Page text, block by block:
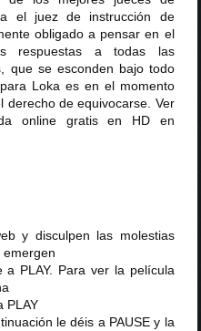
el juez de instrucción de
obligado a pensar en el
respuestas a todas las
que se esconden bajo todo
Loka es en el momento
derecho de equivocarse. Ver
online gratis en HD en
y disculpen las molestias
emergen
PLAY. Para ver la película
PLAY
le déis a PAUSE y la